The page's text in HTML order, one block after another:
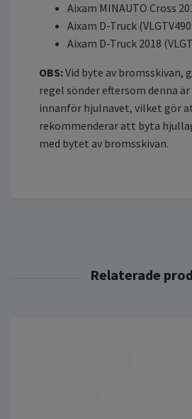
Aixam MINAUTO Cross
Aixam D-Truck
Aixam D-Truck 2018
OBS:Vid byte av bromsskivan,
regel sönder eftersom denna
innanför hjulnavet, vilket gör
rekommenderar att byta
med bytet av bromsskivan.